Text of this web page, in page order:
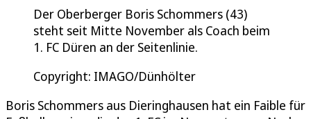
Der Oberberger Boris Schommers (43)
steht seit Mitte November als Coach beim
1. FC Düren an der Seitenlinie.
Copyright: IMAGO/Dünhölter
Boris Schommers aus Dieringhausen hat ein Faible für